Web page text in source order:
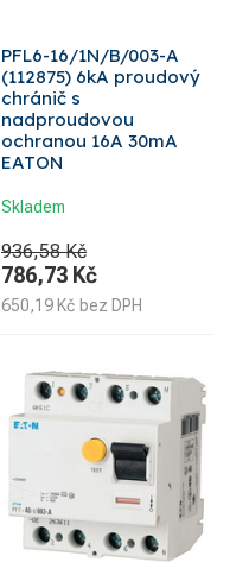
PFL6-16/1N/B/003-A
(112875) 6kA proudový
chránič s
nadproudovou
ochranou 16A 30mA
EATON
Skladem
936,58 Kč
786,73 Kč
650,19 Kč bez DPH